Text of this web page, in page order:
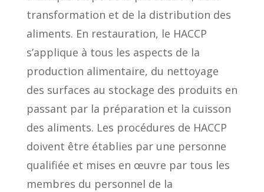
transformation et de la distribution des
aliments. En restauration, le HACCP
s’applique à tous les aspects de la
production alimentaire, du nettoyage
des surfaces au stockage des produits en
passant par la préparation et la cuisson
des aliments. Les procédures de HACCP
doivent être établies par une personne
qualifiée et mises en œuvre par tous les
membres du personnel de la